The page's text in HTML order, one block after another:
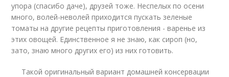
упора (спасибо даче), друзей тоже. Неспелых по осени
много, волей-неволей приходится пускать зеленые
томаты на другие рецепты приготовления - варенье из
этих овощей. Единственное я не знаю, как сироп (но,
зато, знаю много других его) из них готовить.
Такой оригинальный вариант домашней консервации